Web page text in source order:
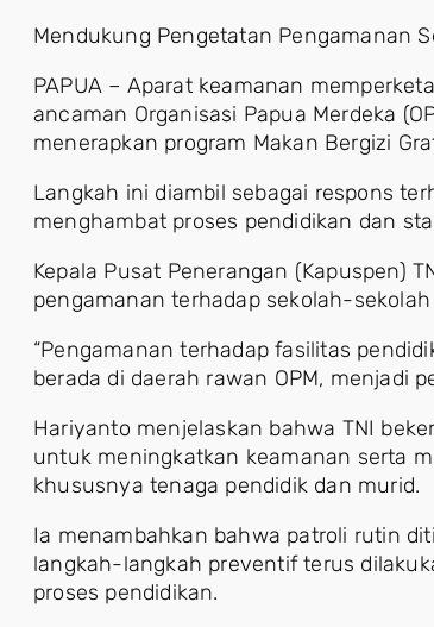
Mendukung Pengetatan Pengamanan
PAPUA – Aparat keamanan
ancaman Organisasi Papua Merdeka
menerapkan program Makan Bergizi
Langkah ini diambil sebagai respons
menghambat proses pendidikan dan
Kepala Pusat Penerangan (Kapuspen)
pengamanan terhadap sekolah-
“Pengamanan terhadap fasilitas
berada di daerah rawan OPM, menjadi
Hariyanto menjelaskan bahwa TNI
untuk meningkatkan keamanan serta
khususnya tenaga pendidik dan murid.
Ia menambahkan bahwa patroli rutin
langkah-langkah preventif terus
proses pendidikan.